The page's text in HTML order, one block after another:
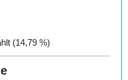
(14,79 %)